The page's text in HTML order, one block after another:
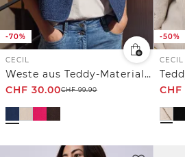
-70%
CECIL
Weste aus Teddy-Material mit Rundhals
CHF 30.00CHF99.90
-50%
CECIL
CHF